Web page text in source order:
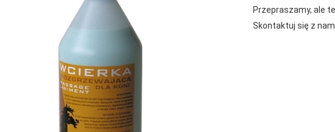
Przepraszamy, ale
Skontaktuj się z